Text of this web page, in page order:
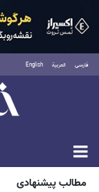
فارسی العربية English
مطالب پیشنهادی